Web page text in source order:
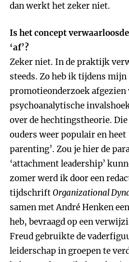
dan werkt het zeker niet.
Is het concept
‘af’?
Zeker niet. In de praktijk
steeds. Zo heb ik tijdens mijn
promotieonderzoek afgezien
psychoanalytische
over de hechtingstheorie.
ouders weer populair en heet
parenting’. Zou je hier de
‘attachment leadership’
zomer werd ik door een
tijdschriftOrganizational
samen met André Henken
heb, bevraagd op een
Freud gebruikte de
leiderschap in groepen te